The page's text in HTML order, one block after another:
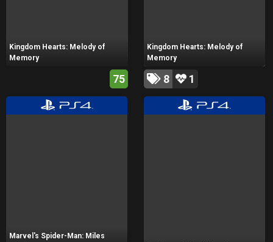
Kingdom Hearts: Melody of
Memory
75
Kingdom Hearts: Melody of
Memory
8 1
Marvel's Spider-Man: Miles